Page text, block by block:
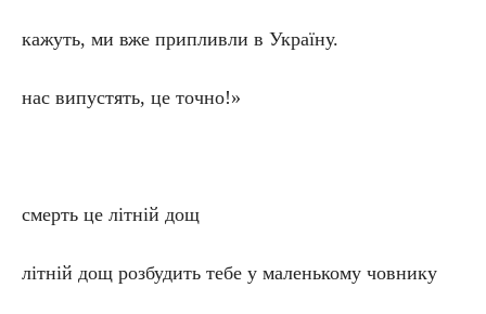
кажуть, ми вже припливли в Україну.
нас випустять, це точно!»
смерть це літній дощ
літній дощ розбудить тебе у маленькому човнику